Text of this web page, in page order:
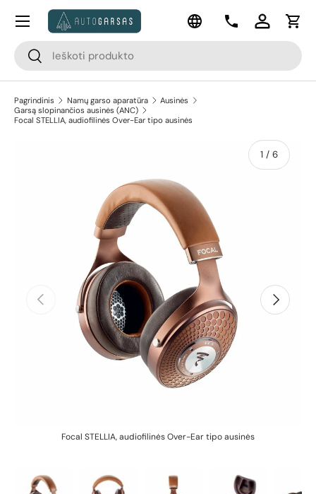
Pereiti prie turinio
Paieška
Paieška
Kalba
KontaktaiPrisijungti
Meniu
Pagrindinis Namų garso aparatūra
Ausinės
Garsą slopinančios ausinės (ANC)
Focal STELLIA, audiofilinės Over-Ear tipo ausinės
Focal STELLIA, audiofilinės Over-Ear tipo ausinės
Ankstesnis
1 / apie
6
Kitas